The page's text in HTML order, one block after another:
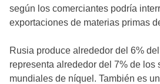
según los comerciantes podría
exportaciones de materias primas
Rusia produce alrededor del 6%
representa alrededor del 7% de los
mundiales de níquel. También es